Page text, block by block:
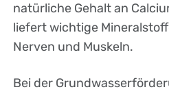
natürliche Gehalt an
liefert wichtige
Nerven und Muskeln.
Bei der